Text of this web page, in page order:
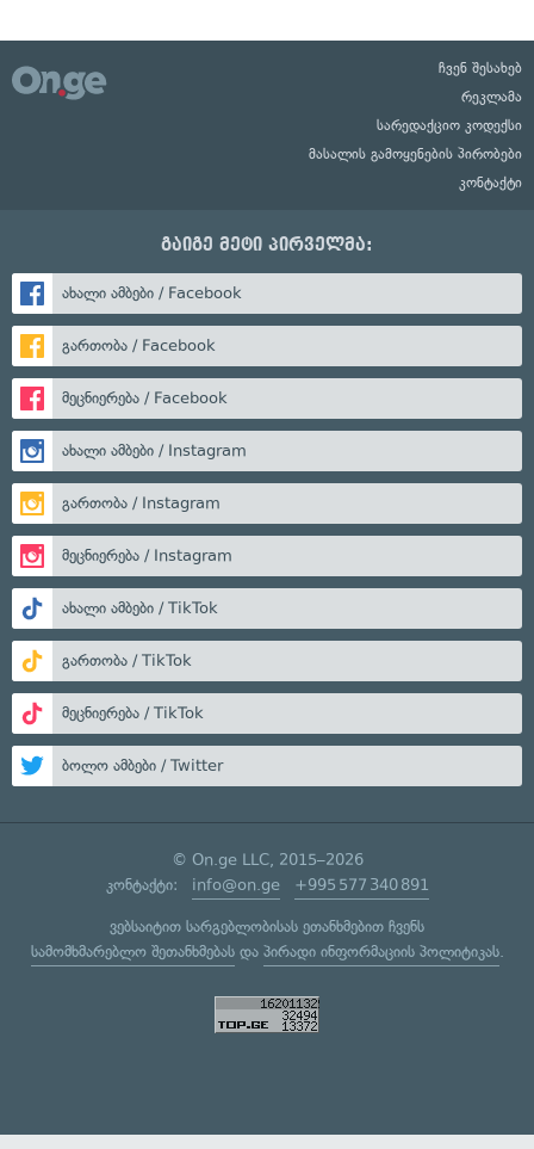
ჩვენ შესახებ
რეკლამა
სარედაქციო კოდექსი
მასალის გამოყენების პირობები
კონტაქტი
გაიგე მეტი პირველმა:
ახალი ამბები / Facebook
გართობა / Facebook
მეცნიერება / Facebook
ახალი ამბები / Instagram
გართობა / Instagram
მეცნიერება / Instagram
ახალი ამბები / TikTok
გართობა / TikTok
მეცნიერება / TikTok
ბოლო ამბები / Twitter
© On.ge LLC, 2015–2026
კონტაქტი: info@on.ge +995 577 340 891
ვებსაიტით სარგებლობისას ეთანხმებით ჩვენს
სამომხმარებლო შეთანხმებასდა პირადი ინფორმაციის პოლიტიკას.